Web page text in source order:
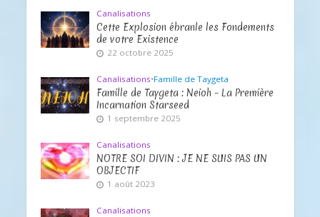
Canalisations
Cette Explosion ébranle les Fondements
de votre Existence
22 octobre 2025
Canalisations•Famille de Taygeta
Famille de Taygeta : Neioh – La Première
Incarnation Starseed
1 septembre 2025
Canalisations
NOTRE SOI DIVIN : JE NE SUIS PAS UN
OBJECTIF
1 août 2023
Canalisations